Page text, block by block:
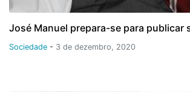
José Manuel prepara-se para publicar
Sociedade - 3 de dezembro, 2020